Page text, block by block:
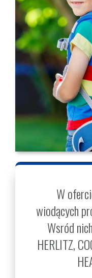
W
wiodących
Wsród
HERLITZ,